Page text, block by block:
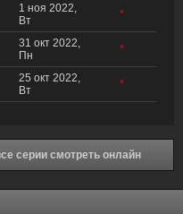
1 ноя 2022,
Вт
*
31 окт 2022,
Пн
*
25 окт 2022,
Вт
*
серии смотреть онлайн